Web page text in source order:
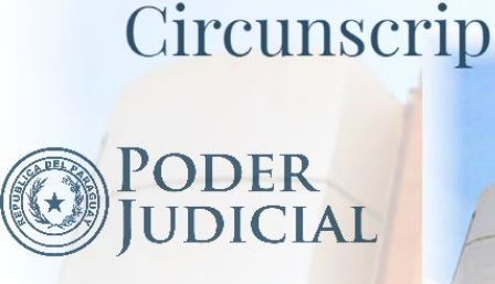
Saltar al contenido